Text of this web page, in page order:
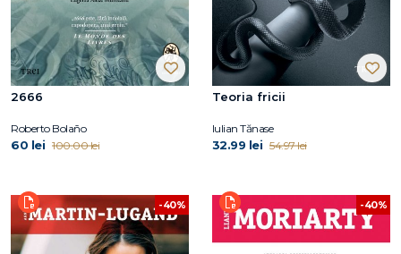
2666
Roberto Bolaño
60 lei 100.00 lei
Teoria fricii
Iulian Tănase
32.99 lei 54.97 lei
-40% -40%